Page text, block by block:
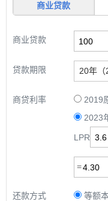
商业贷款
商业贷款
贷款期限 20年（
商贷利率
2019
2023
LPR
还款方式 等额